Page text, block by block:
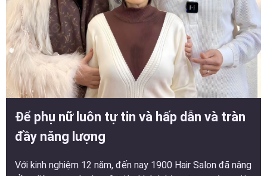
Để phụ nữ luôn tự tin và hấp dẫn và tràn
đầy năng lượng
Với kinh nghiệm 12 năm, đến nay 1900 Hair Salon đã nâng